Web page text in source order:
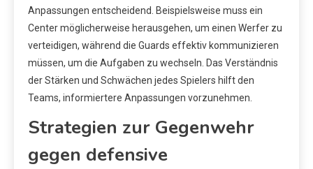
Anpassungen entscheidend. Beispielsweise muss ein
Center möglicherweise herausgehen, um einen Werfer zu
verteidigen, während die Guards effektiv kommunizieren
müssen, um die Aufgaben zu wechseln. Das Verständnis
der Stärken und Schwächen jedes Spielers hilft den
Teams, informiertere Anpassungen vorzunehmen.
Strategien zur Gegenwehr
gegen defensive